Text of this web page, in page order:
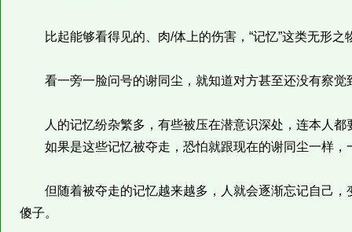
比起能够看得见的、肉/体上的伤害，“记忆”这类无形之
看一旁一脸问号的谢同尘，就知道对方甚至还没有察觉
人的记忆纷杂繁多，有些被压在潜意识深处，连本人都
如果是这些记忆被夺走，恐怕就跟现在的谢同尘一样，
但随着被夺走的记忆越来越多，人就会逐渐忘记自己
傻子。